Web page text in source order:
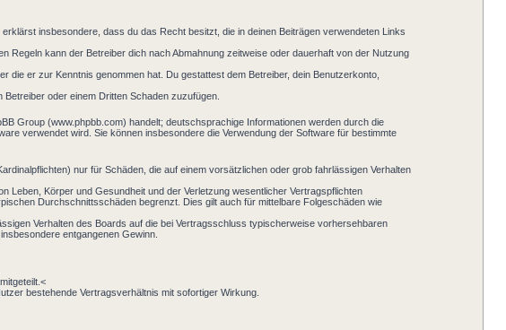
insbesondere, dass du das Recht besitzt, die in deinen Beiträgen verwendeten Links
kann der Betreiber dich nach Abmahnung zeitweise oder dauerhaft von der Nutzung
er zur Kenntnis genommen hat. Du gestattest dem Betreiber, dein Benutzerkonto,
oder einem Dritten Schaden zuzufügen.
Group (www.phpbb.com) handelt; deutschsprachige Informationen werden durch die
verwendet wird. Sie können insbesondere die Verwendung der Software für bestimmte
nur für Schäden, die auf einem vorsätzlichen oder grob fahrlässigen Verhalten
Leben, Körper und Gesundheit und der Verletzung wesentlicher Vertragspflichten
Durchschnittsschäden begrenzt. Dies gilt auch für mittelbare Folgeschäden wie
Verhalten des Boards auf die bei Vertragsschluss typischerweise vorhersehbaren
entgangenen Gewinn.
bestehende Vertragsverhältnis mit sofortiger Wirkung.